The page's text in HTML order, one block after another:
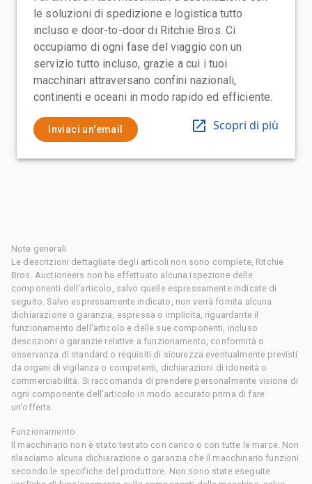
le soluzioni di spedizione e logistica tutto
incluso e door-to-door di Ritchie Bros. Ci
occupiamo di ogni fase del viaggio con un
servizio tutto incluso, grazie a cui i tuoi
macchinari attraversano confini nazionali,
continenti e oceani in modo rapido ed efficiente.
Inviaci un'email Scopri di più
Note generali
Le descrizioni dettagliate degli articoli non sono complete, Ritchie
Bros. Auctioneers non ha effettuato alcuna ispezione delle
componenti dell'articolo, salvo quelle espressamente indicate di
seguito. Salvo espressamente indicato, non verrà fornita alcuna
dichiarazione o garanzia, espressa o implicita, riguardante il
funzionamento dell'articolo e delle sue componenti, incluso
descrizioni o garanzie relative a funzionamento, conformità o
osservanza di standard o requisiti di sicurezza eventualmente previsti
da organi di vigilanza o competenti, dichiarazioni di idoneità o
commerciabilità. Si raccomanda di prendere personalmente visione di
ogni componente dell'articolo in modo accurato prima di fare
un'offerta.
Funzionamento
Il macchinario non è stato testato con carico o con tutte le marce. Non
rilasciamo alcuna dichiarazione o garanzia che il macchinario funzioni
secondo le specifiche del produttore. Non sono state eseguite